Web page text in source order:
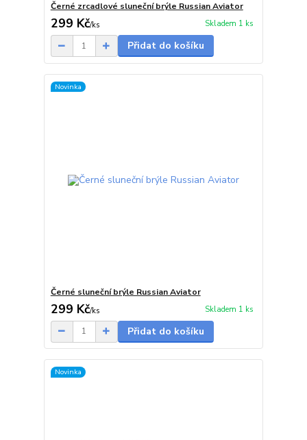
Černé zrcadlové sluneční brýle Russian Aviator
299 Kč/ks Skladem 1 ks
Přidat do košíku
Novinka
Černé sluneční brýle Russian Aviator
299 Kč/ks Skladem 1 ks
Přidat do košíku
Novinka